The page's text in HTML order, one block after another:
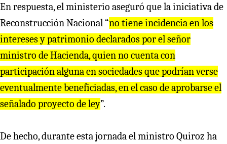
En respuesta, el ministerio aseguró que la iniciativa de
Reconstrucción Nacional “no tiene incidencia en los
intereses y patrimonio declarados por el señor
ministro de Hacienda, quien no cuenta con
participación alguna en sociedades que podrían verse
eventualmente beneficiadas, en el caso de aprobarse el
señalado proyecto de ley”.
De hecho, durante esta jornada el ministro Quiroz ha